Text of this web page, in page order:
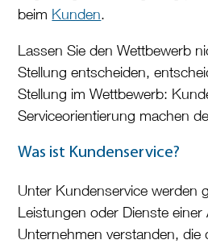
beim Kunden.
Lassen Sie den Wettbewerb
Stellung entscheiden,
Stellung im Wettbewerb:
Serviceorientierung machen
Was ist Kundenservice?
Unter Kundenservice werden
Leistungen oder Dienste einer
Unternehmen verstanden, die